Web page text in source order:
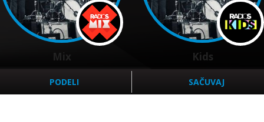
Mix Kids
PODELI SAČUVAJ